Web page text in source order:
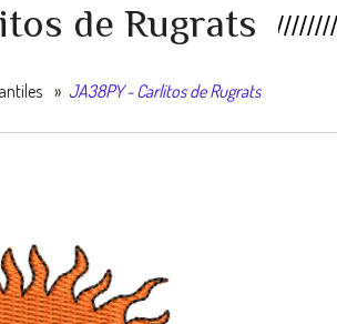
de Rugrats
» JA38PY - Carlitos de Rugrats